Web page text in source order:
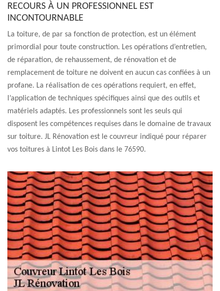
RECOURS À UN PROFESSIONNEL EST
INCONTOURNABLE
La toiture, de par sa fonction de protection, est un élément
primordial pour toute construction. Les opérations d’entretien,
de réparation, de rehaussement, de rénovation et de
remplacement de toiture ne doivent en aucun cas confiées à un
profane. La réalisation de ces opérations requiert, en effet,
l’application de techniques spécifiques ainsi que des outils et
matériels adaptés. Les professionnels sont les seuls qui
disposent les compétences requises dans le domaine de travaux
sur toiture. JL Rénovation est le couvreur indiqué pour réparer
vos toitures à Lintot Les Bois dans le 76590.